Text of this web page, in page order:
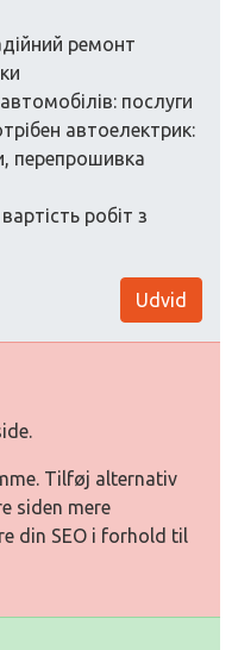
ремонт
послуги
автоелектрик:
перепрошивка
робіт з
Udvid
Tilføj alternativ
siden mere
din SEO i forhold til